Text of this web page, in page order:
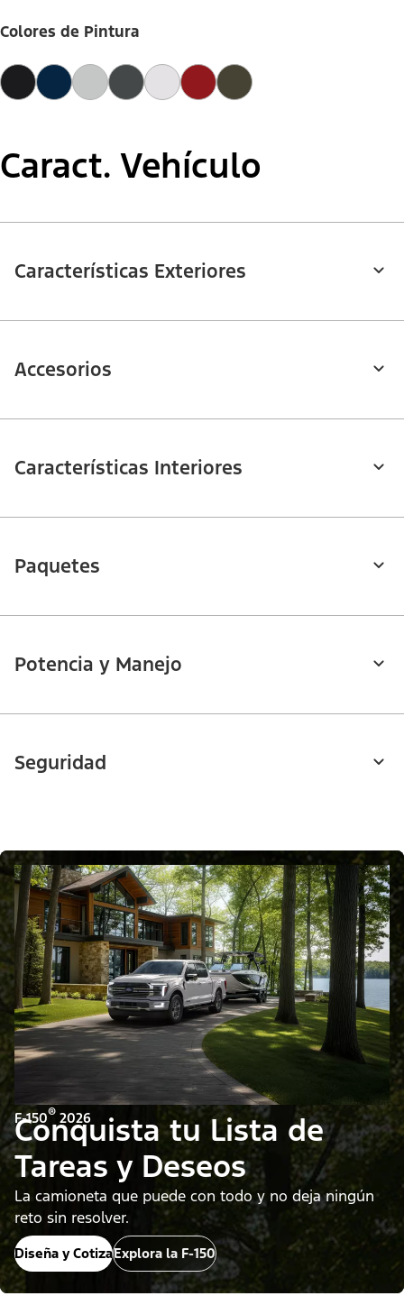
Colores de Pintura
Caract. Vehículo
Características Exteriores
Accesorios
Características Interiores
Paquetes
Potencia y Manejo
Seguridad
F-150® 2026
Conquista tu Lista de
Tareas y Deseos
​​​​​​​La camioneta que puede con todo y no deja ningún
reto sin resolver.
Diseña y CotizaExplora la F-150